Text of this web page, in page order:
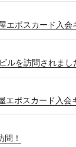
ポスカード入会
ルを訪問されまし
ポスカード入会
！